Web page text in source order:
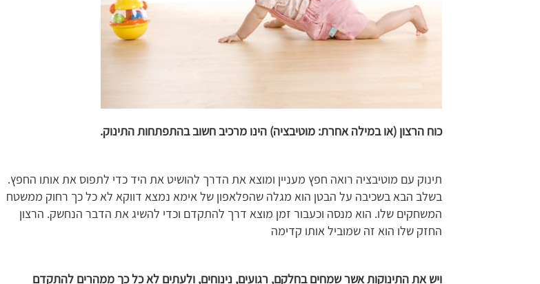
כוח הרצון (או במילה אחרת: מוטיבציה) הינו מרכיב חשוב בהתפתחות התינוק.
תינוק עם מוטיבציה רואה חפץ מעניין ומוצא את הדרך להושיט את היד כדי לתפוס את אותו החפץ.
בשלב הבא בשכיבה על הבטן הוא מגלה שהפלאפון של אימא נמצא דווקא לא כל כך רחוק ממשטח
המשחקים שלו. הוא מנסה וכעבור זמן מוצא דרך להתקדם וכדי להשיג את הדבר הנחשק. הרצון
החזק שלו הוא זה שמוביל אותו קדימה
ויש את התינוקות אשר שמחים בחלקם, רגועים, נינוחים, ולעתים לא כל כך ממהרים להתקדם